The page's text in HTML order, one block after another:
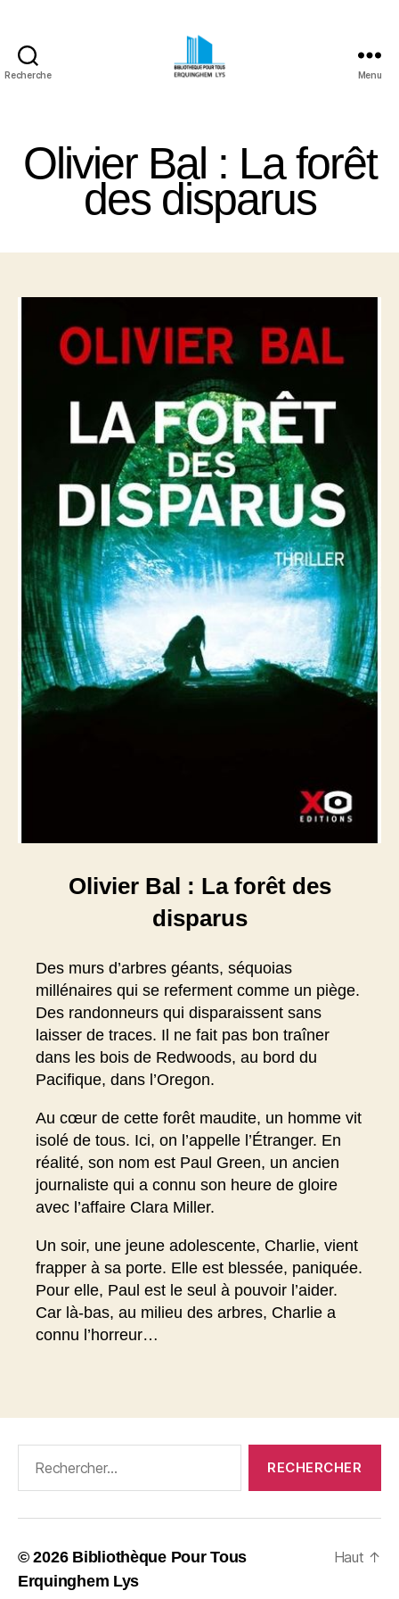
Recherche
Erquinghem
Menu
Olivier Bal : La forêt
des disparus
Olivier Bal : La forêt des
disparus
Des murs d’arbres géants, séquoias
millénaires qui se referment comme un piège.
Des randonneurs qui disparaissent sans
laisser de traces. Il ne fait pas bon traîner
dans les bois de Redwoods, au bord du
Pacifique, dans l’Oregon.
Au cœur de cette forêt maudite, un homme vit
isolé de tous. Ici, on l’appelle l’Étranger. En
réalité, son nom est Paul Green, un ancien
journaliste qui a connu son heure de gloire
avec l’affaire Clara Miller.
Un soir, une jeune adolescente, Charlie, vient
frapper à sa porte. Elle est blessée, paniquée.
Pour elle, Paul est le seul à pouvoir l’aider.
Car là-bas, au milieu des arbres, Charlie a
connu l’horreur…
© 2026 Bibliothèque Pour Tous
Erquinghem Lys
Haut ↑